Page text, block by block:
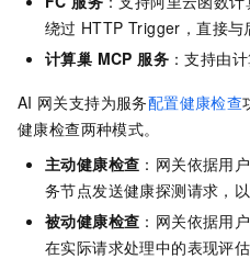
绕过 HTTP Trigger，直接与
计算巢 MCP 服务 ：支持由
AI 网关支持为服务配置健康检查
健康检查两种模式。
主动健康检查 ：网关依据用
务节点发送健康探测请求，
被动健康检查 ：网关依据用
在实际请求处理中的表现评